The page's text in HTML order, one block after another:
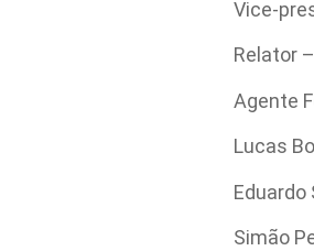
Vice-
Relator
Agente
Lucas
Eduardo
Simão